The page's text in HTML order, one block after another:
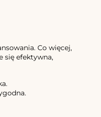
Co więcej,
się efektywna,